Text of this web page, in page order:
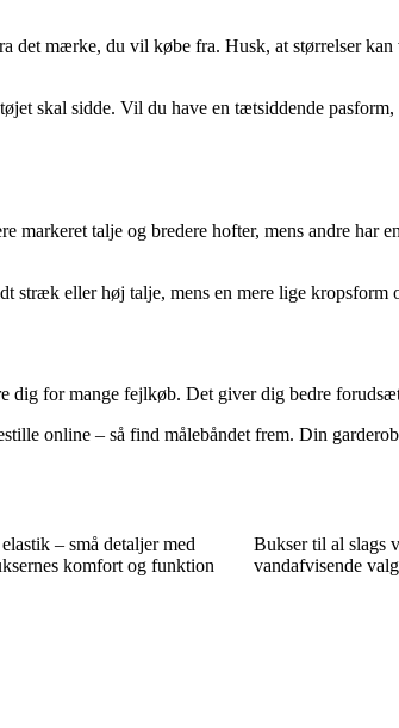
det mærke, du vil købe fra. Husk, at størrelser
skal sidde. Vil du have en tætsiddende
talje og bredere hofter, mens andre har
stræk eller høj talje, mens en mere lige kropsform
dig for mange fejlkøb. Det giver dig bedre
online – så find målebåndet frem. Din
– små detaljer med
komfort og funktion
Bukser til al slags
vandafvisende